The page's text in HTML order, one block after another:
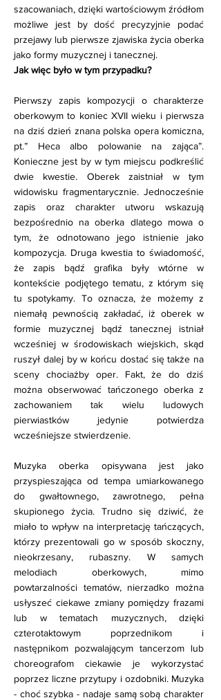
szacowaniach, dzięki wartościowym źródłom
możliwe jest by dość precyzyjnie podać
przejawy lub pierwsze zjawiska życia oberka
jako formy muzycznej i tanecznej.
Jak więc było w tym przypadku?
Pierwszy zapis kompozycji o charakterze
oberkowym to koniec XVII wieku i pierwsza
na dziś dzień znana polska opera komiczna,
pt.” Heca albo polowanie na zająca”.
Konieczne jest by w tym miejscu podkreślić
dwie kwestie. Oberek zaistniał w tym
widowisku fragmentarycznie. Jednocześnie
zapis oraz charakter utworu wskazują
bezpośrednio na oberka dlatego mowa o
tym, że odnotowano jego istnienie jako
kompozycja. Druga kwestia to świadomość,
że zapis bądź grafika były wtórne w
kontekście podjętego tematu, z którym się
tu spotykamy. To oznacza, że możemy z
niemałą pewnością zakładać, iż oberek w
formie muzycznej bądź tanecznej istniał
wcześniej w środowiskach wiejskich, skąd
ruszył dalej by w końcu dostać się także na
sceny chociażby oper. Fakt, że do dziś
można obserwować tańczonego oberka z
zachowaniem tak wielu ludowych
pierwiastków jedynie potwierdza
wcześniejsze stwierdzenie.
Muzyka oberka opisywana jest jako
przyspieszająca od tempa umiarkowanego
do gwałtownego, zawrotnego, pełna
skupionego życia. Trudno się dziwić, że
miało to wpływ na interpretację tańczących,
którzy prezentowali go w sposób skoczny,
nieokrzesany, rubaszny. W samych
melodiach oberkowych, mimo
powtarzalności tematów, nierzadko można
usłyszeć ciekawe zmiany pomiędzy frazami
lub w tematach muzycznych, dzięki
czterotaktowym poprzednikom i
następnikom pozwalającym tancerzom lub
choreografom ciekawie je wykorzystać
poprzez liczne przytupy i ozdobniki. Muzyka
- choć szybka - nadaje samą sobą charakter